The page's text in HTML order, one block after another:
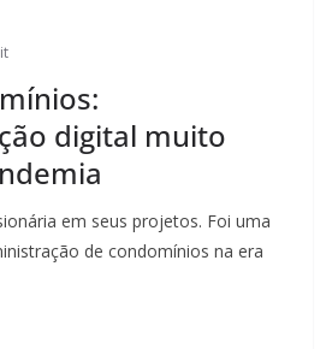
digital muito
em seus projetos. Foi uma
de condomínios na era